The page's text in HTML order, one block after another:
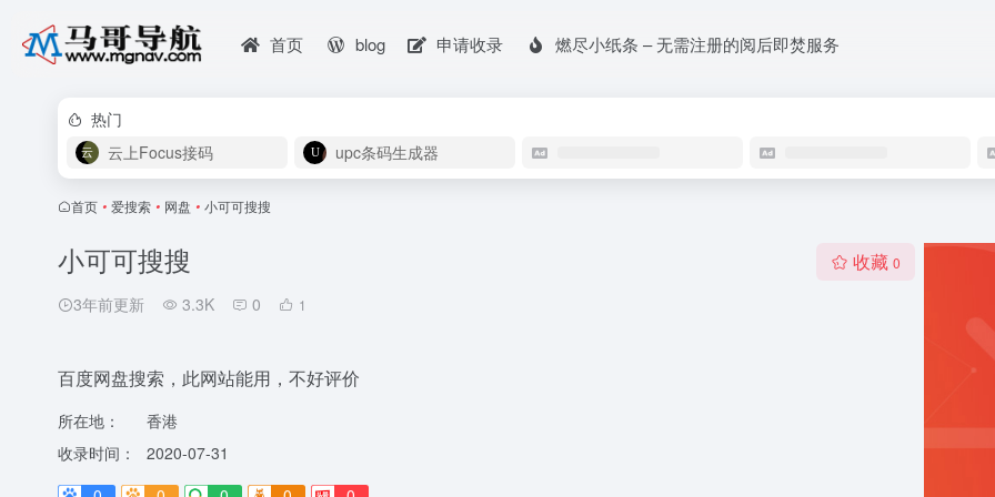
首页 blog 申请收录 燃尽小纸条 – 无需注册的阅后即焚服务
热门
云上Focus接码
upc条码生成器
首页 • 爱搜索 • 网盘 • 小可可搜搜
小可可搜搜
3年前更新 3.3K 0 1
收藏 0
百度网盘搜索，此网站能用，不好评价
所在地：
香港
收录时间：
2020-07-31